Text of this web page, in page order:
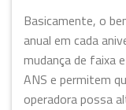
Basicamente, o
anual em cada
mudança de faixa
ANS e permitem
operadora possa